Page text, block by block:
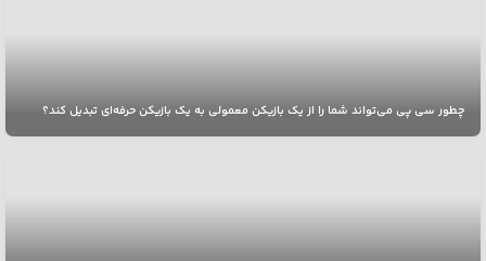
چطور سی پی می‌تواند شما را از یک بازیکن معمولی به یک بازیکن حرفه‌ای تبدیل کند؟